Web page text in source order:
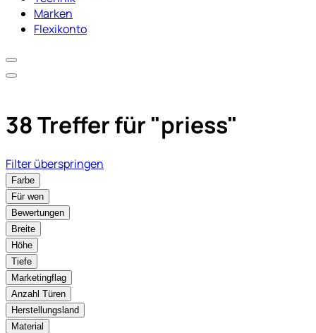
Marken
Flexikonto
38 Treffer für "priess"
Filter überspringen
Farbe
Für wen
Bewertungen
Breite
Höhe
Tiefe
Marketingflag
Anzahl Türen
Herstellungsland
Material